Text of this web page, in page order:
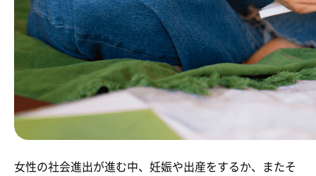
女性の社会進出が進む中、妊娠や出産をするか、またそ